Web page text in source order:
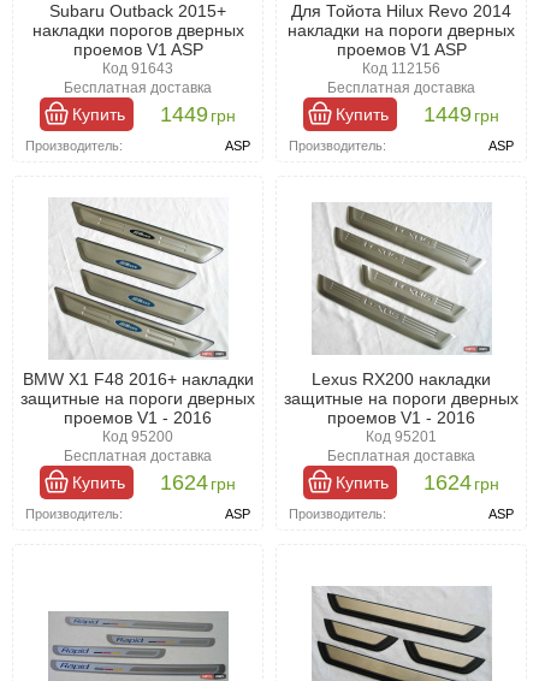
Subaru Outback 2015+
накладки порогов дверных
проемов V1 ASP
Код 91643
Бесплатная доставка
Купить 1449грн
Производитель: ASP
Для Тойота Hilux Revo 2014
накладки на пороги дверных
проемов V1 ASP
Код 112156
Бесплатная доставка
Купить 1449грн
Производитель: ASP
BMW X1 F48 2016+ накладки
защитные на пороги дверных
проемов V1 - 2016
Код 95200
Бесплатная доставка
Купить 1624грн
Производитель: ASP
Lexus RX200 накладки
защитные на пороги дверных
проемов V1 - 2016
Код 95201
Бесплатная доставка
Купить 1624грн
Производитель: ASP